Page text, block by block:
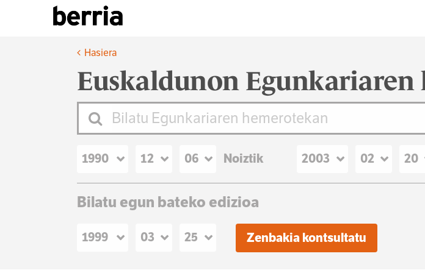
Hasiera
Euskaldunon Egunkariaren
Noiztik
Bilatu egun bateko edizioa